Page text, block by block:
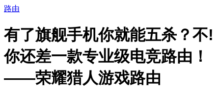
路由
有了旗舰手机你就能五杀？不!
你还差一款专业级电竞路由！
——荣耀猎人游戏路由